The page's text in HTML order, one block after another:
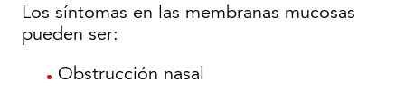
Los síntomas en las membranas mucosas
pueden ser:
Obstrucción nasal